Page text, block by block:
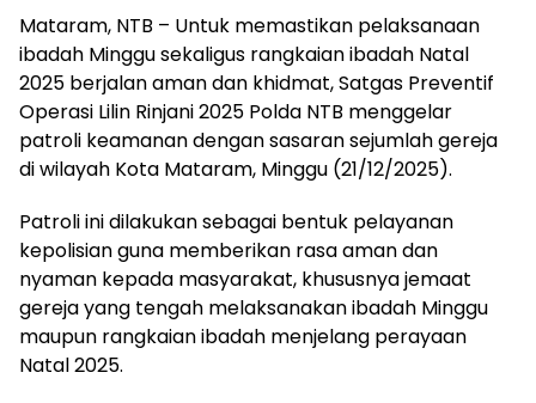
Mataram, NTB – Untuk memastikan pelaksanaan
ibadah Minggu sekaligus rangkaian ibadah Natal
2025 berjalan aman dan khidmat, Satgas Preventif
Operasi Lilin Rinjani 2025 Polda NTB menggelar
patroli keamanan dengan sasaran sejumlah gereja
di wilayah Kota Mataram, Minggu (21/12/2025).
Patroli ini dilakukan sebagai bentuk pelayanan
kepolisian guna memberikan rasa aman dan
nyaman kepada masyarakat, khususnya jemaat
gereja yang tengah melaksanakan ibadah Minggu
maupun rangkaian ibadah menjelang perayaan
Natal 2025.